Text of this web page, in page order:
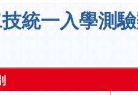
統一入學測